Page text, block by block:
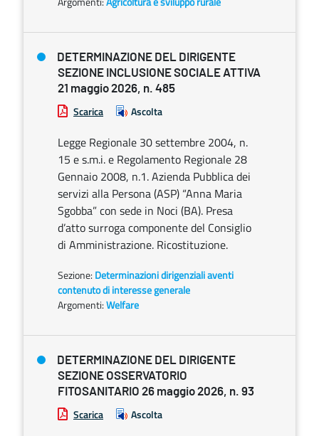
DETERMINAZIONE DEL DIRIGENTE
SEZIONE INCLUSIONE SOCIALE ATTIVA
21 maggio 2026, n. 485
Scarica Ascolta
Legge Regionale 30 settembre 2004, n.
15 e s.m.i. e Regolamento Regionale 28
Gennaio 2008, n.1. Azienda Pubblica dei
servizi alla Persona (ASP) “Anna Maria
Sgobba” con sede in Noci (BA). Presa
d’atto surroga componente del Consiglio
di Amministrazione. Ricostituzione.
Sezione: Determinazioni dirigenziali aventi
contenuto di interesse generale
Argomenti:Welfare
DETERMINAZIONE DEL DIRIGENTE
SEZIONE OSSERVATORIO
FITOSANITARIO 26 maggio 2026, n. 93
Scarica Ascolta